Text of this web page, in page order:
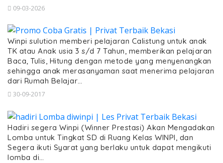
09-03-2026
Winpi sulution memberi pelajaran Calistung untuk anak
TK atau Anak usia 3 s/d 7 Tahun, memberikan pelajaran
Baca, Tulis, Hitung dengan metode yang menyenangkan
sehingga anak merasanyaman saat menerima pelajaran
dari Rumah Belajar…
30-09-2017
Hadiri segera Winpi (Winner Prestasi) Akan Mengadakan
Lomba untuk Tingkat SD di Ruang Kelas WINPI, dan
Segera ikuti Syarat yang berlaku untuk dapat mengikuti
lomba di…